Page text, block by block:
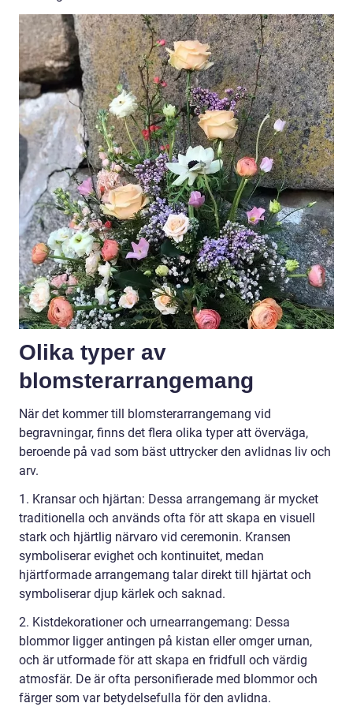
Olika typer av
blomsterarrangemang
När det kommer till blomsterarrangemang vid
begravningar, finns det flera olika typer att överväga,
beroende på vad som bäst uttrycker den avlidnas liv och
arv.
1. Kransar och hjärtan: Dessa arrangemang är mycket
traditionella och används ofta för att skapa en visuell
stark och hjärtlig närvaro vid ceremonin. Kransen
symboliserar evighet och kontinuitet, medan
hjärtformade arrangemang talar direkt till hjärtat och
symboliserar djup kärlek och saknad.
2. Kistdekorationer och urnearrangemang: Dessa
blommor ligger antingen på kistan eller omger urnan,
och är utformade för att skapa en fridfull och värdig
atmosfär. De är ofta personifierade med blommor och
färger som var betydelsefulla för den avlidna.